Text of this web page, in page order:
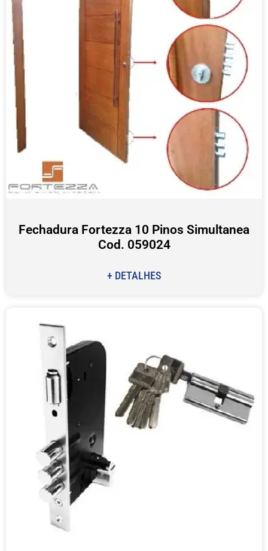
Fechadura Fortezza 10 Pinos Simultanea
Cod. 059024
+ DETALHES